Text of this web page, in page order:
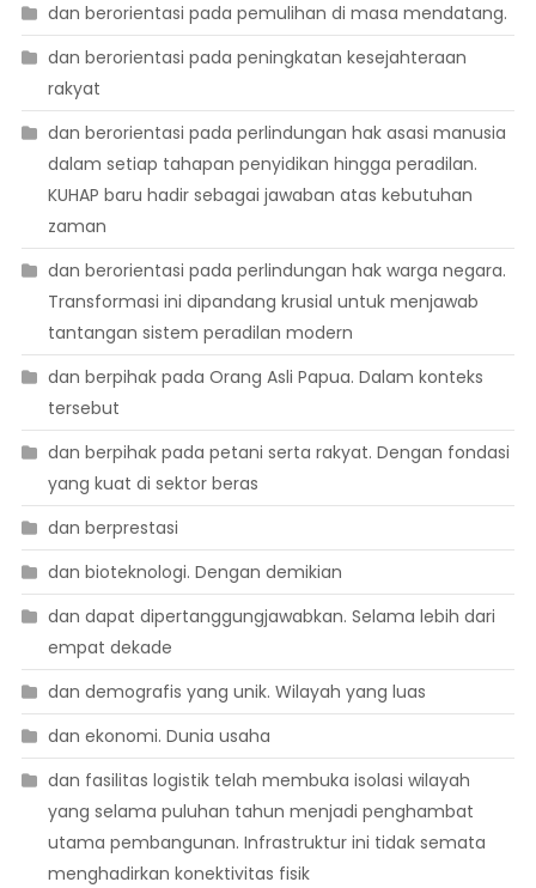
dan berorientasi pada pemulihan di masa mendatang.
dan berorientasi pada peningkatan kesejahteraan
rakyat
dan berorientasi pada perlindungan hak asasi manusia
dalam setiap tahapan penyidikan hingga peradilan.
KUHAP baru hadir sebagai jawaban atas kebutuhan
zaman
dan berorientasi pada perlindungan hak warga negara.
Transformasi ini dipandang krusial untuk menjawab
tantangan sistem peradilan modern
dan berpihak pada Orang Asli Papua. Dalam konteks
tersebut
dan berpihak pada petani serta rakyat. Dengan fondasi
yang kuat di sektor beras
dan berprestasi
dan bioteknologi. Dengan demikian
dan dapat dipertanggungjawabkan. Selama lebih dari
empat dekade
dan demografis yang unik. Wilayah yang luas
dan ekonomi. Dunia usaha
dan fasilitas logistik telah membuka isolasi wilayah
yang selama puluhan tahun menjadi penghambat
utama pembangunan. Infrastruktur ini tidak semata
menghadirkan konektivitas fisik